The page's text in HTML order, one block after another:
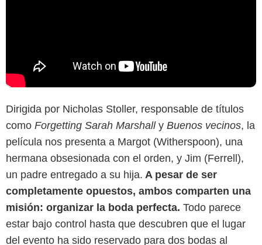
Dirigida por Nicholas Stoller, responsable de títulos
como Forgetting Sarah Marshally Buenos vecinos, la
película nos presenta a Margot (Witherspoon), una
hermana obsesionada con el orden, y Jim (Ferrell),
un padre entregado a su hija. A pesar de ser
completamente opuestos, ambos comparten una
misión: organizar la boda perfecta. Todo parece
estar bajo control hasta que descubren que el lugar
del evento ha sido reservado para dos bodas al